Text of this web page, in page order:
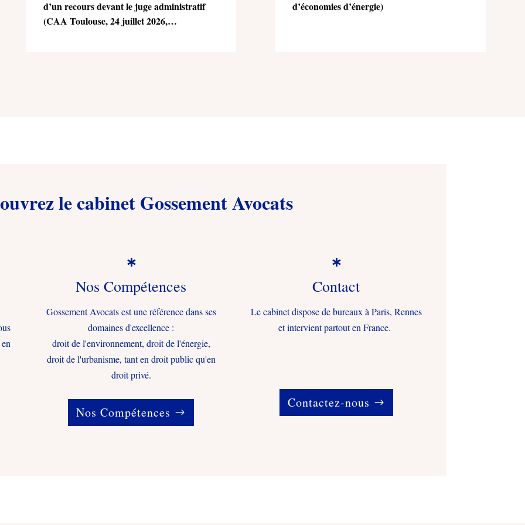
d’un recours devant le juge administratif
(CAA Toulouse, 24 juillet 2026,
d’économies d’énergie)
le cabinet Gossement Avocats

Nos Compétences
Gossement Avocats est une référence dans ses
domaines d'excellence :
droit de l'environnement, droit de l'énergie,
droit de l'urbanisme, tant en droit public qu'en
droit privé.
Nos Compétences

Contact
Le cabinet dispose de bureaux à Paris, Rennes
et intervient partout en France.
Contactez-nous